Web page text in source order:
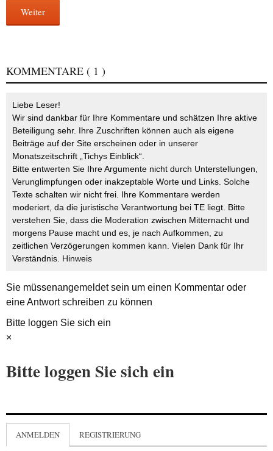
Weiter
KOMMENTARE ( 1 )
Liebe Leser!
Wir sind dankbar für Ihre Kommentare und schätzen Ihre aktive
Beteiligung sehr. Ihre Zuschriften können auch als eigene
Beiträge auf der Site erscheinen oder in unserer
Monatszeitschrift „Tichys Einblick“.
Bitte entwerten Sie Ihre Argumente nicht durch Unterstellungen,
Verunglimpfungen oder inakzeptable Worte und Links. Solche
Texte schalten wir nicht frei. Ihre Kommentare werden
moderiert, da die juristische Verantwortung bei TE liegt. Bitte
verstehen Sie, dass die Moderation zwischen Mitternacht und
morgens Pause macht und es, je nach Aufkommen, zu
zeitlichen Verzögerungen kommen kann. Vielen Dank für Ihr
Verständnis. Hinweis
Sie müssenangemeldetsein um einen Kommentar oder
eine Antwort schreiben zu können
Bitte loggen Sie sich ein
×
Bitte loggen Sie sich ein
ANMELDEN REGISTRIERUNG